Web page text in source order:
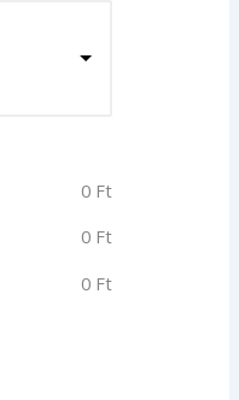
0 Ft
0 Ft
0 Ft